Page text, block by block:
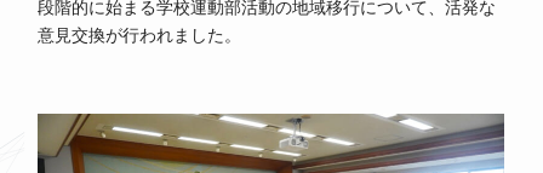
段階的に始まる学校運動部活動の地域移行について、活発な
意見交換が行われました。